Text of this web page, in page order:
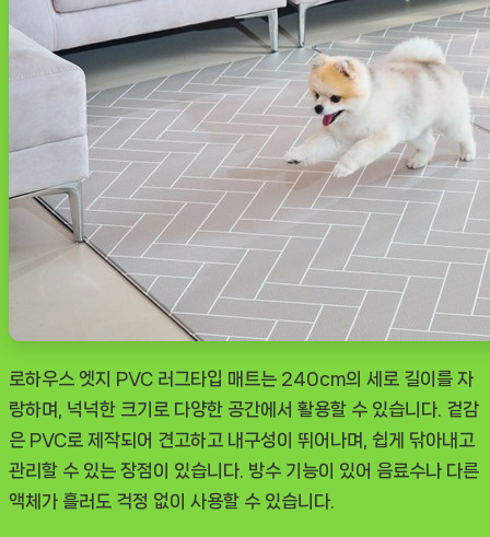
리
뷰
[DOGNOW
ㅣ
추
천
상
품]
로하우스 엣지 PVC 러그타입 매트는 240cm의 세로 길이를 자
랑하며, 넉넉한 크기로 다양한 공간에서 활용할 수 있습니다. 겉감
은 PVC로 제작되어 견고하고 내구성이 뛰어나며, 쉽게 닦아내고
관리할 수 있는 장점이 있습니다. 방수 기능이 있어 음료수나 다른
액체가 흘러도 걱정 없이 사용할 수 있습니다.